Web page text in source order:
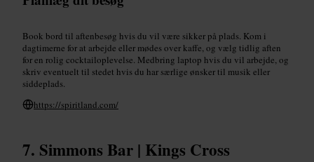
Book bord til aftenbesøg hvis du vil være sikker på plads. Kom i
dagtimerne for at arbejde eller mødes over kaffe, og vælg tidlig aften
for en rolig cocktailoplevelse. Medbring laptop hvis du vil arbejde, og
skriv eventuelt til stedet hvis du har særlige ønsker til musik eller
siddeplads.
https://spiritland.com/
Simmons Bar | Kings Cross